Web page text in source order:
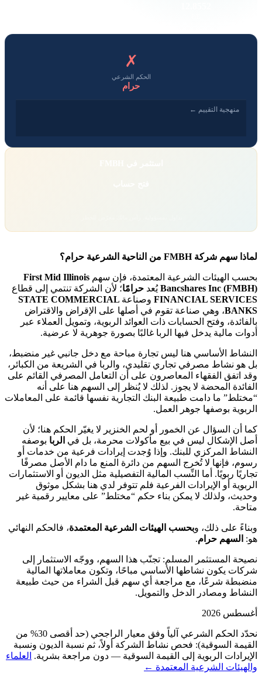
✗
الحكم الشرعي
حرام
منهجية التقييم ←
لماذا سهم شركة FMBH من الناحية الشرعية حرام؟
بحسب الهيئات الشرعية المعتمدة، فإن سهم First Mid Illinois
Bancshares Inc (FMBH)يُعد حرامًا؛ لأن الشركة تنتمي إلى قطاع
FINANCIAL SERVICESوصناعة STATE COMMERCIAL
BANKS، وهي صناعة تقوم في أصلها على الإقراض والاقتراض
بالفائدة، وفتح الحسابات ذات العوائد الربوية، وتمويل العملاء عبر
أدوات مالية يدخل فيها الربا غالبًا بصورة جوهرية لا عرضية.
النشاط الأساسي هنا ليس تجارة مباحة مع دخل جانبي غير منضبط،
بل هو نشاط مصرفي تجاري تقليدي، والربا في الشريعة من الكبائر،
وقد اتفق الفقهاء المعاصرون على أن التعامل المصرفي القائم على
الفائدة المحضة لا يجوز. لذلك لا يُنظر إلى السهم هنا على أنه
“مختلط” ما دامت طبيعة البنك التجارية نفسها قائمة على المعاملات
الربوية بوصفها جوهر العمل.
كما أن السؤال عن الخمور أو لحم الخنزير لا يغيّر الحكم هنا؛ لأن
أصل الإشكال ليس في بيع مأكولات محرمة، بل في الربابوصفه
النشاط المركزي للبنك. وإذا وُجدت إيرادات فرعية من خدمات أو
رسوم، فإنها لا تُخرج السهم من دائرة المنع ما دام الأصل مصرفًا
تجاريًا ربويًا. أما النِّسب المالية التفصيلية مثل الديون أو الاستثمارات
الربوية أو الإيرادات الفرعية فلم تتوفر لدي هنا بشكل موثوق
وحديث، ولذلك لا يمكن بناء حكم “مختلط” على معايير رقمية غير
متاحة.
وبناءً على ذلك، وبحسب الهيئات الشرعية المعتمدة، فالحكم النهائي
هو: السهم حرام.
نصيحة المستثمر المسلم: تجنّب هذا السهم، ووجّه الاستثمار إلى
شركات يكون نشاطها الأساسي مباحًا، وتكون معاملاتها المالية
منضبطة شرعًا، مع مراجعة أي سهم قبل الشراء من حيث طبيعة
النشاط ومصادر الدخل والتمويل.
أغسطس 2026
نحدّد الحكم الشرعي آلياً وفق معيار الراجحي (حد أقصى 30% من
القيمة السوقية): فحص نشاط الشركة أولاً، ثم نسبة الديون ونسبة
الإيرادات الربوية إلى القيمة السوقية — دون مراجعة بشرية. العلماء
والهيئات الشرعية المعتمدة ←